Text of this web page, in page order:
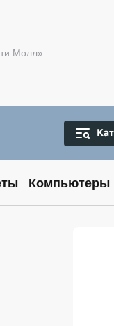
Молл»
Компьютеры